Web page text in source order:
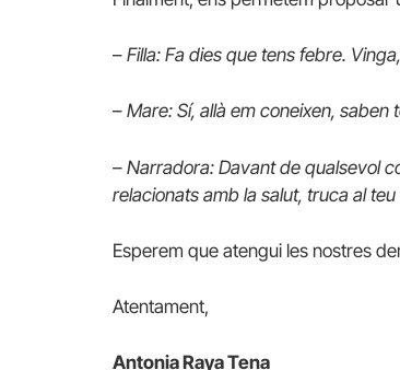
– Filla: Fa dies que tens febre.
– Mare: Sí, allà em coneixen,
– Narradora: Davant de qualsevol
relacionats amb la salut, truca al
Esperem que atengui les nostres
Atentament,
Antonia Raya Tena